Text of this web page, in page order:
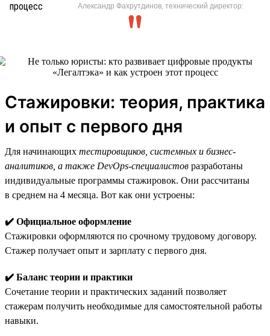
Александр Фахрутдинов, технический директор:
Стажировки: теория, практика
и опыт с первого дня
Для начинающих тестировщиков, системных и бизнес-
аналитиков, а также DevOps-специалистов разработаны
индивидуальные программы стажировок. Они рассчитаны
в среднем на 4 месяца. Вот как они устроены:
✔️ Официальное оформление
Стажировки оформляются по срочному трудовому договору.
Стажер получает опыт и зарплату с первого дня.
✔️ Баланс теории и практики
Сочетание теории и практических заданий позволяет
стажерам получить необходимые для самостоятельной работы
навыки.